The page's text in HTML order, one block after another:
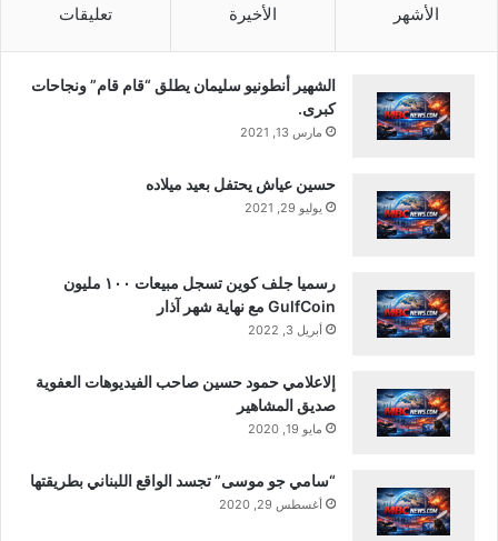
الأشهر الأخيرة تعليقات
الشهير أنطونيو سليمان يطلق “قام قام” ونجاحات
كبرى.
مارس 13, 2021
حسين عياش يحتفل بعيد ميلاده
يوليو 29, 2021
رسميا جلف كوين تسجل مبيعات ١٠٠ مليون
GulfCoin مع نهاية شهر آذار
أبريل 3, 2022
إلاعلامي حمود حسين صاحب الفيديوهات العفوية
صديق المشاهير
مايو 19, 2020
“سامي جو موسى” تجسد الواقع اللبناني بطريقتها
أغسطس 29, 2020